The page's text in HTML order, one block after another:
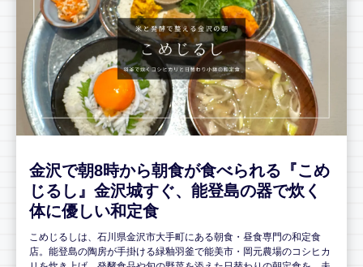
金沢で朝8時から朝食が食べられる『こめ
じるし』金沢城すぐ、能登島の器で炊く
体に優しい和定食
こめじるしは、石川県金沢市大手町にある朝食・昼食専門の和定食
店。能登島の陶房が手掛ける緑釉羽釜で能美市・岡元農場のコシヒカ